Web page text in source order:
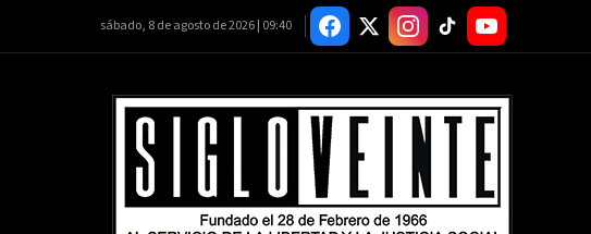
sábado, 8 de agosto de 2026 | 09:40